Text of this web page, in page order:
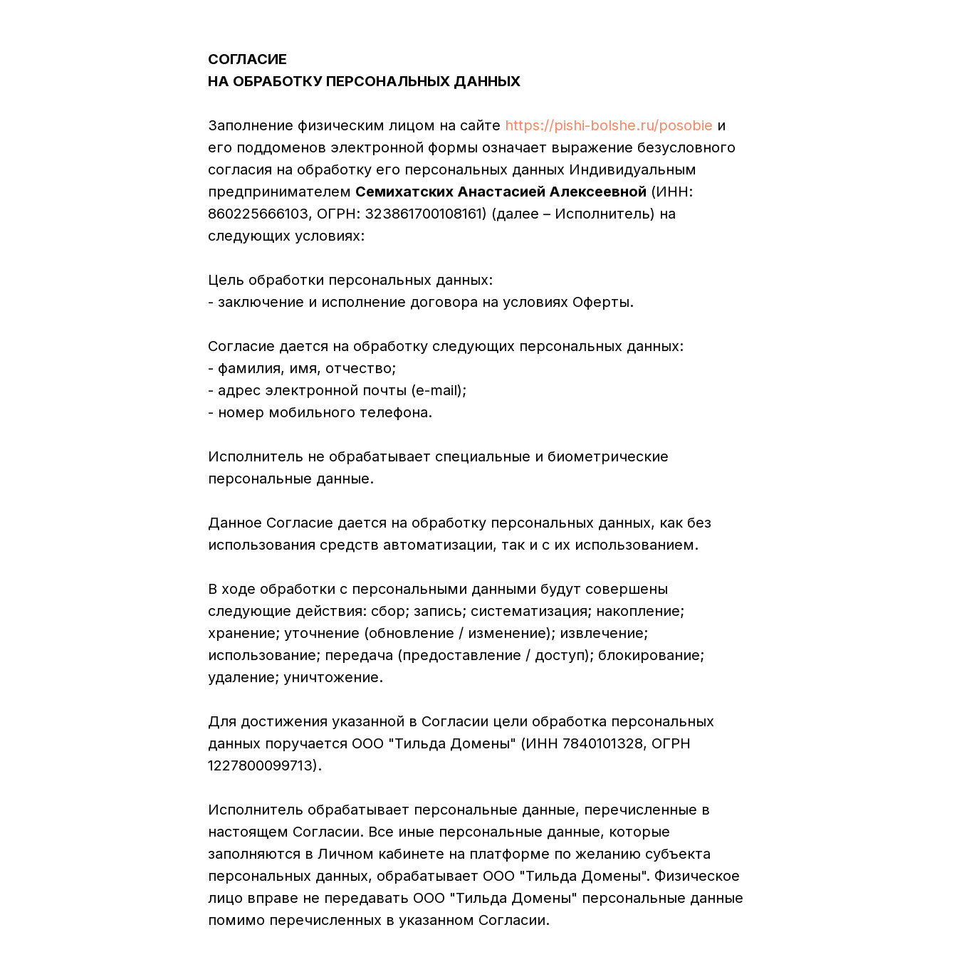
СОГЛАСИЕ
НА ОБРАБОТКУ ПЕРСОНАЛЬНЫХ ДАННЫХ
Заполнение физическим лицом на сайте https://pishi-bolshe.ru/posobie и
его поддоменов электронной формы означает выражение безусловного
согласия на обработку его персональных данных Индивидуальным
предпринимателем Семихатских Анастасией Алексеевной (ИНН:
860225666103, ОГРН: 323861700108161) (далее – Исполнитель) на
следующих условиях:
Цель обработки персональных данных:
- заключение и исполнение договора на условиях Оферты.
Согласие дается на обработку следующих персональных данных:
- фамилия, имя, отчество;
- адрес электронной почты (e-mail);
- номер мобильного телефона.
Исполнитель не обрабатывает специальные и биометрические
персональные данные.
Данное Согласие дается на обработку персональных данных, как без
использования средств автоматизации, так и с их использованием.
В ходе обработки с персональными данными будут совершены
следующие действия: сбор; запись; систематизация; накопление;
хранение; уточнение (обновление / изменение); извлечение;
использование; передача (предоставление / доступ); блокирование;
удаление; уничтожение.
Для достижения указанной в Согласии цели обработка персональных
данных поручается ООО "Тильда Домены" (ИНН 7840101328, ОГРН
1227800099713).
Исполнитель обрабатывает персональные данные, перечисленные в
настоящем Согласии. Все иные персональные данные, которые
заполняются в Личном кабинете на платформе по желанию субъекта
персональных данных, обрабатывает ООО "Тильда Домены". Физическое
лицо вправе не передавать ООО "Тильда Домены" персональные данные
помимо перечисленных в указанном Согласии.